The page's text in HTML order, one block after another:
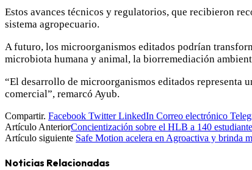
Estos avances técnicos y regulatorios, que recibieron
sistema agropecuario.
A futuro, los microorganismos editados podrían
microbiota humana y animal, la biorremediación
“El desarrollo de microorganismos editados representa
comercial”, remarcó Ayub.
Compartir. Facebook Twitter LinkedIn Correo electrónico
Artículo AnteriorConcientización sobre el HLB a 140
Artículo siguiente Safe Motion acelera en Agroactiva y brinda
Noticias Relacionadas